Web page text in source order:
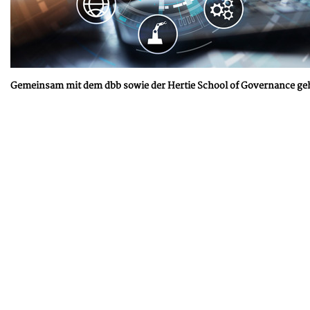
Gemeinsam mit dem dbb sowie der Hertie School of Governance